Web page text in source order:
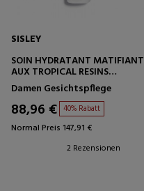
SISLEY
SOIN HYDRATANT MATIFIANT
AUX TROPICAL RESINS
FEUCHTIGKEITSSPENDENDE -
MATTIERENDE BEHANDLUNG
Damen Gesichtspflege
88,96 € 40% Rabatt
Normal Preis 147,91 €
2 Rezensionen